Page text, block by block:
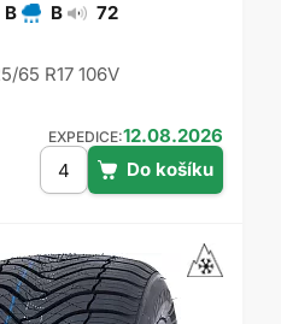
B B 72
65 R17 106V
EXPEDICE:12.08.2026